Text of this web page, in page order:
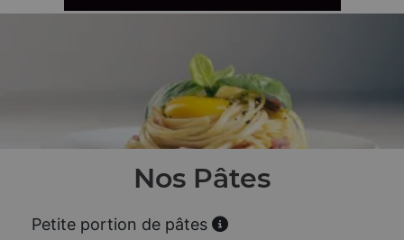
Nos Pâtes
Petite portion de pâtes